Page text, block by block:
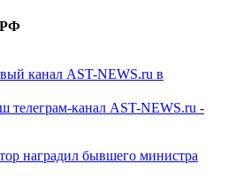
канал AST-NEWS.ru в
телеграм-канал AST-NEWS.ru -